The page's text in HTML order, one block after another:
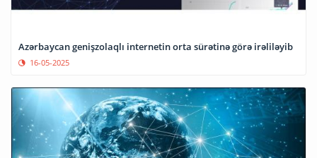
Azərbaycan genişzolaqlı internetin orta sürətinə görə irəliləyib
16-05-2025